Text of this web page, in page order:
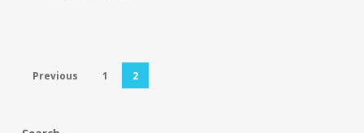
Previous 1 2